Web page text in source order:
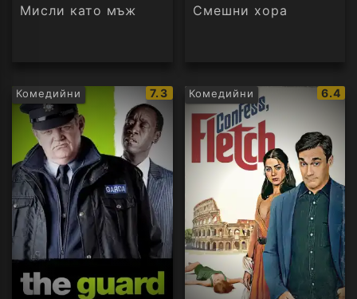
аудио
Мисли като мъж
аудио
Смешни хора
Комедийни
IMDb
рейтинг:
7.3 Комедийни
IMDb
6.4